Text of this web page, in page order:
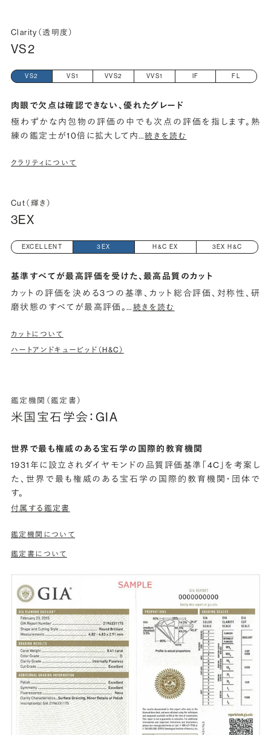
Clarity（透明度）
VS2
VS2 VS1 VVS2 VVS1 IF FL
肉眼で欠点は確認できない、優れたグレード
極わずかな内包物の評価の中でも次点の評価を指します。熟
練の鑑定士が10倍に拡大して内…続きを読む
クラリティについて
Cut（輝き）
3EX
EXCELLENT 3EX H&C EX 3EX H&C
基準すべてが最高評価を受けた、最高品質のカット
カットの評価を決める3つの基準、カット総合評価、対称性、研
磨状態のすべてが最高評価。…続きを読む
カットについて
ハートアンドキューピッド（H&C）
鑑定機関（鑑定書）
米国宝石学会：GIA
世界で最も権威のある宝石学の国際的教育機関
1931年に設立されダイヤモンドの品質評価基準「4C」を考案し
た、世界で最も権威のある宝石学の国際的教育機関・団体で
す。
付属する鑑定書
鑑定機関について
鑑定書について